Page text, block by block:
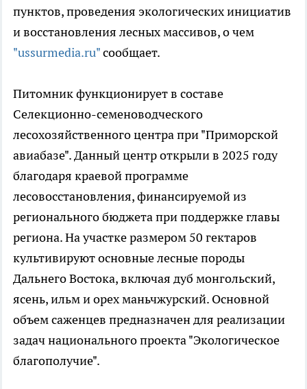
пунктов, проведения экологических инициатив
и восстановления лесных массивов, о чем
"ussurmedia.ru"сообщает.
Питомник функционирует в составе
Селекционно-семеноводческого
лесохозяйственного центра при "Приморской
авиабазе". Данный центр открыли в 2025 году
благодаря краевой программе
лесовосстановления, финансируемой из
регионального бюджета при поддержке главы
региона. На участке размером 50 гектаров
культивируют основные лесные породы
Дальнего Востока, включая дуб монгольский,
ясень, ильм и орех маньчжурский. Основной
объем саженцев предназначен для реализации
задач национального проекта "Экологическое
благополучие".